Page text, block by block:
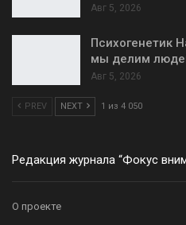
Авг 5, 2026
Психогенетик
мы делим
Авг 5, 2026
PREV NEXT 1 из 4 050
Редакция журнала “Фокус
О проекте